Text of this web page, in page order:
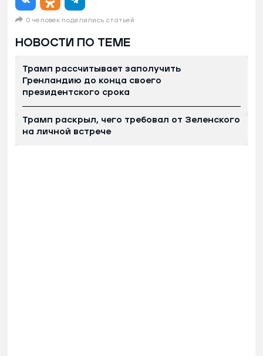
0 человек поделились статьей
НОВОСТИ ПО ТЕМЕ
Трамп рассчитывает заполучить
Гренландию до конца своего
президентского срока
Трамп раскрыл, чего требовал от Зеленского
на личной встрече